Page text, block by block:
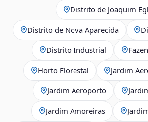
Distrito de Joaquim
Distrito de Nova Aparecida
Distrito Industrial
Horto Florestal Jardim
Jardim Aeroporto
Jardim Amoreiras